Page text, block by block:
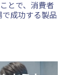
とで、消費者
成功する製品